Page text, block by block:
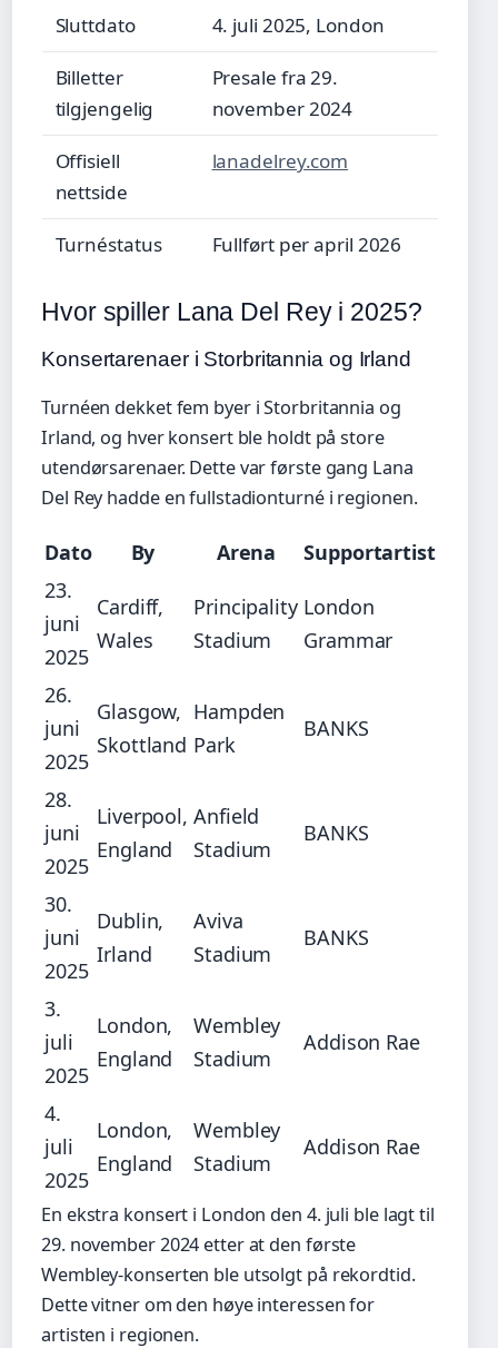
Sluttdato 4. juli 2025, London
Billetter
tilgjengelig
Presale fra 29.
november 2024
Offisiell
nettside
lanadelrey.com
Turnéstatus Fullført per april 2026
Hvor spiller Lana Del Rey i 2025?
Konsertarenaer i Storbritannia og Irland
Turnéen dekket fem byer i Storbritannia og
Irland, og hver konsert ble holdt på store
utendørsarenaer. Dette var første gang Lana
Del Rey hadde en fullstadionturné i regionen.
Dato By Arena
Supportartist
23.
juni
2025
Cardiff,
Wales
Principality
Stadium
London
Grammar
26.
juni
2025
Glasgow,
Skottland
Hampden
Park
BANKS
28.
juni
2025
Liverpool,
England
Anfield
Stadium
BANKS
30.
juni
2025
Dublin,
Irland
Aviva
Stadium
BANKS
3.
juli
2025
London,
England
Wembley
Stadium
Addison Rae
4.
juli
2025
London,
England
Wembley
Stadium
Addison Rae
En ekstra konsert i London den 4. juli ble lagt til
29. november 2024 etter at den første
Wembley-konserten ble utsolgt på rekordtid.
Dette vitner om den høye interessen for
artisten i regionen.